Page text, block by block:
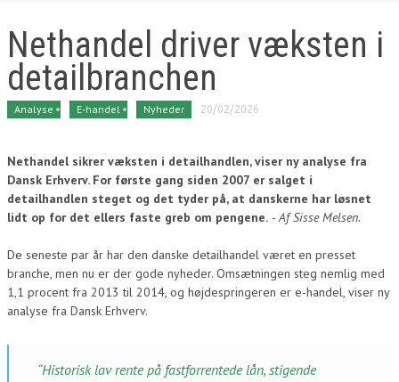
TOOLBOX
SOCIAL MEDIA
UDLAND
PRESSEMEDDELELSER
BUSINESS FINDER
EVENTKALENDER
BLOG
Nethandel driver væksten i
detailbranchen
Analyse E-handel Nyheder 20/02/2026
Nethandel sikrer væksten i detailhandlen, viser ny analyse fra
Dansk Erhverv. For første gang siden 2007 er salget i
detailhandlen steget og det tyder på, at danskerne har løsnet
lidt op for det ellers faste greb om pengene. - Af Sisse Melsen.
De seneste par år har den danske detailhandel været en presset
branche, men nu er der gode nyheder. Omsætningen steg nemlig med
1,1 procent fra 2013 til 2014, og højdespringeren er e-handel, viser ny
analyse fra Dansk Erhverv.
“Historisk lav rente på fastforrentede lån, stigende